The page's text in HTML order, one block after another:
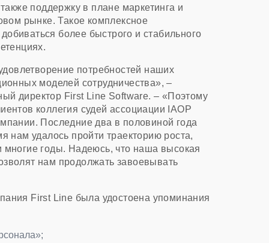
поддержку в плане маркетинга и
рынке. Такое комплексное
более быстрого и стабильного
потребностей наших
моделей сотрудничества», –
директор First Line Software. – «Поэтому
коллегия судей ассоциации IAOP
Последние два в половиной года
нам удалось пройти траекторию роста,
многие годы. Надеюсь, что наша высокая
нам продолжать завоевывать
First Line была удостоена упоминания